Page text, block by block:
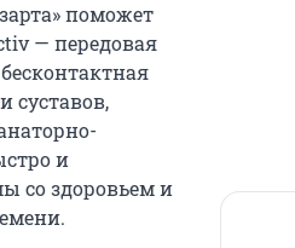
поможет
— передовая
суставов,
и
со здоровьем и